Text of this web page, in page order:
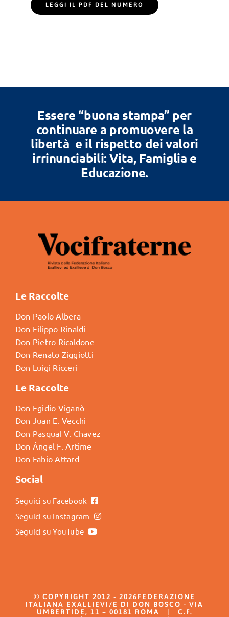
LEGGI IL PDF DEL NUMERO
Essere “buona stampa” per
continuare a promuovere la
libertà e il rispetto dei valori
irrinunciabili: Vita, Famiglia e
Educazione.
Le Raccolte
Don Paolo Albera
Don Filippo Rinaldi
Don Pietro Ricaldone
Don Renato Ziggiotti
Don Luigi Ricceri
Le Raccolte
Don Egidio Viganò
Don Juan E. Vecchi
Don Pasqual V. Chavez
Don Ángel F. Artime
Don Fabio Attard
Social
Seguici su Facebook
Seguici su Instagram
Seguici su YouTube
© COPYRIGHT 2012 - 2026FEDERAZIONE
ITALIANA EXALLIEVI/E DI DON BOSCO - VIA
UMBERTIDE, 11 – 00181 ROMA | C.F.